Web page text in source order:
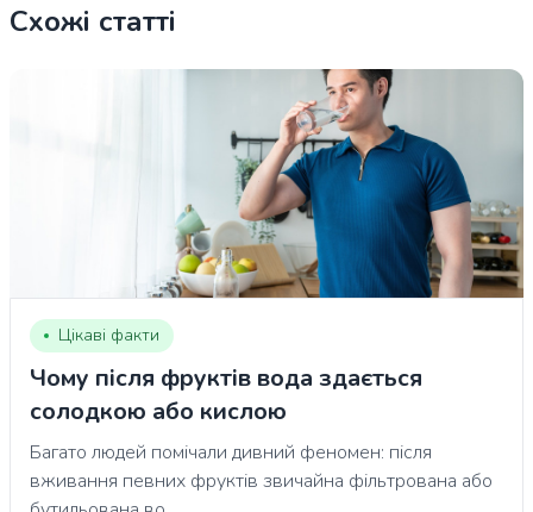
Схожі статті
Цікаві факти
Чому після фруктів вода здається
солодкою або кислою
Багато людей помічали дивний феномен: після
вживання певних фруктів звичайна фільтрована або